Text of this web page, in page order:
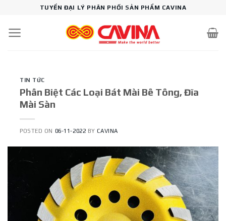
content
TUYỂN ĐẠI LÝ PHÂN PHỐI SẢN PHẨM CAVINA
TIN TỨC
Phân Biệt Các Loại Bát Mài Bê Tông, Đĩa
Mài Sàn
POSTED ON 06-11-2022 BYCAVINA